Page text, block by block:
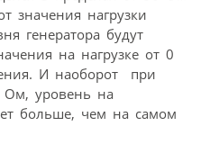
значения нагрузки
генератора будут
на нагрузке от 0
И наоборот  при
Ом, уровень на
больше, чем на самом